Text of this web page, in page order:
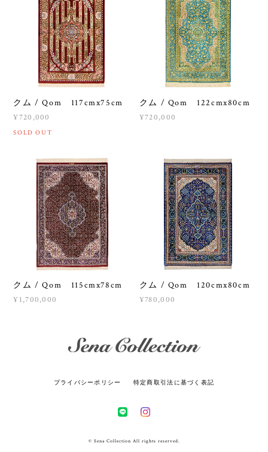
クム / Qom 117cmx75cm
¥720,000
SOLD OUT
クム / Qom 122cmx80cm
¥720,000
クム / Qom 115cmx78cm
¥1,700,000
クム / Qom 120cmx80cm
¥780,000
プライバシーポリシー 特定商取引法に基づく表記
© Sena Collection All rights reserved.